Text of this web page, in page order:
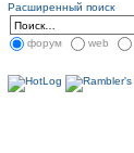
Расширенный поиск
форум web